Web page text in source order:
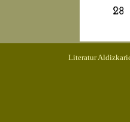
Literatur